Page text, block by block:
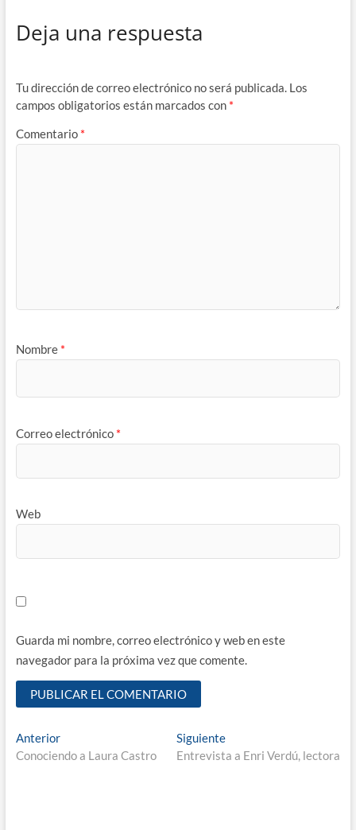
Deja una respuesta
Tu dirección de correo electrónico no será publicada. Los
campos obligatorios están marcados con *
Comentario *
Nombre *
Correo electrónico *
Web
Guarda mi nombre, correo electrónico y web en este
navegador para la próxima vez que comente.
Navegación
de
AnteriorEntrada
anterior:
Conociendo a Laura Castro
SiguienteEntrada
siguiente:
Entrevista a Enri Verdú, lectora